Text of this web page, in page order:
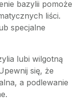
bazylii pomoże
liści.
specjalne
lubi wilgotną
się, że
a podlewanie